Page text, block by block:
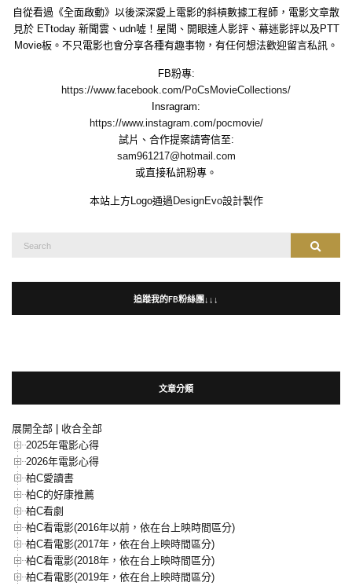
自從看過《全面啟動》以後深深愛上電影的斜槓數據工程師，電影文章散
見於 ETtoday 新聞雲、udn噓！星聞、開眼達人影評、幕迷影評以及PTT
Movie板。不只電影也會分享各種有趣事物，有任何想法歡迎留言私訊。
FB粉專:
https://www.facebook.com/PoCsMovieCollections/
Insragram:
https://www.instagram.com/pocmovie/
試片、合作提案請寄信至:
sam961217@hotmail.com
或直接私訊粉專。
本站上方Logo通過DesignEvo設計製作
Search
追蹤我的FB粉絲團↓↓↓
文章分類
展開全部 | 收合全部
2025年電影心得
2026年電影心得
柏C愛讀書
柏C的好康推薦
柏C看劇
柏C看電影(2016年以前，依在台上映時間區分)
柏C看電影(2017年，依在台上映時間區分)
柏C看電影(2018年，依在台上映時間區分)
柏C看電影(2019年，依在台上映時間區分)